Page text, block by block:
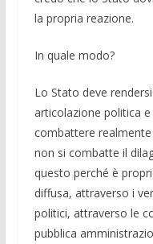
la propria reazione.
In quale modo?
Lo Stato deve
articolazione politica
combattere
non si combatte il
questo perché è
diffusa, attraverso i
politici, attraverso le
pubblica